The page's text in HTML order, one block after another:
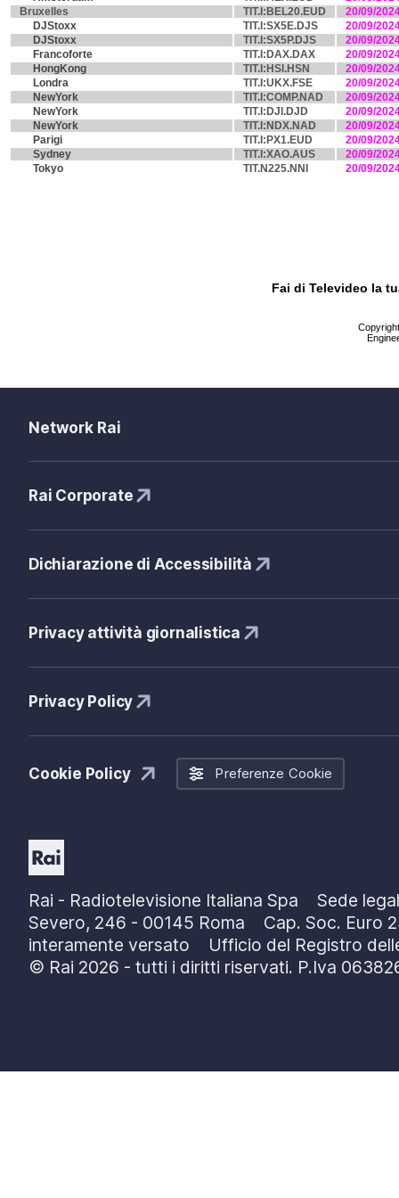
Bruxelles
TIT.I:BEL20.EUD
20/09/
DJStoxx
TIT.I:SX5E.DJS
20/09/
DJStoxx
TIT.I:SX5P.DJS
20/09/
Francoforte
TIT.I:DAX.DAX
20/09/
HongKong
TIT.I:HSI.HSN
20/09/
Londra
TIT.I:UKX.FSE
20/09/
NewYork
TIT.I:COMP.NAD
20/09/
NewYork
TIT.I:DJI.DJD
20/09/
NewYork
TIT.I:NDX.NAD
20/09/
Parigi
TIT.I:PX1.EUD
20/09/
Sydney
TIT.I:XAO.AUS
20/09/
Tokyo
TIT.N225.NNI 20/09/
Fai di Televideo la